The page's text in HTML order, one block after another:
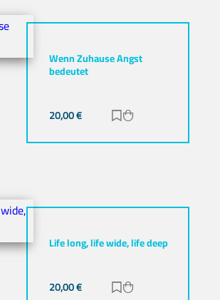
Wenn Zuhause Angst
bedeutet
20,00€ Zur Merkliste
Life long, life wide, life deep
20,00€ Zur Merkliste